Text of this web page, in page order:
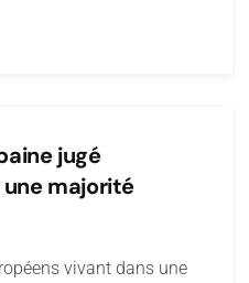
jugé
majorité
vivant dans une